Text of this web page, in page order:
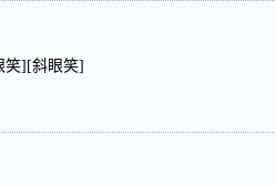
笑][斜眼笑]